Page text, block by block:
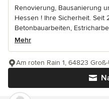
Renovierung, Bausanierung
Hessen ! Ihre Sicherheit.
Betonbauarbeiten,
Mehr
Am roten Rain 1, 64823